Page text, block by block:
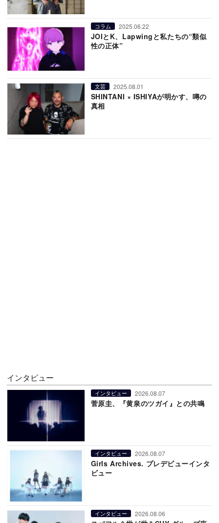
コラム 2025.06.22
JOIとK、Lapwingと私たちの“類似
性の正体”
文芸 2025.08.01
SHINTANI × ISHIYAが明かす、噂の
真相
インタビュー
インタビュー 2026.08.07
菅原圭、『黄泉のツガイ』との共鳴
インタビュー 2026.08.07
Girls Archives. プレデビューインタ
ビュー
インタビュー 2026.08.06